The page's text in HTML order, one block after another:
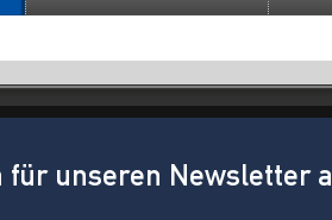
für unseren Newsletter